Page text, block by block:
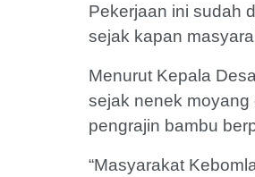
Pekerjaan ini sudah
sejak kapan
Menurut Kepala
sejak nenek moyang
pengrajin bambu
“Masyarakat